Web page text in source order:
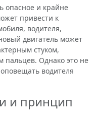
опасное и крайне
привести к
водителя,
двигатель может
стуком,
пальцев. Однако это не
водителя
и принцип